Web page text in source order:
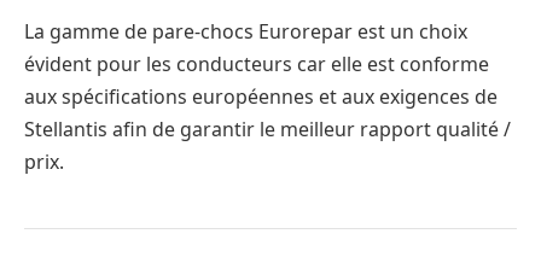
La gamme de pare-chocs Eurorepar est un choix
évident pour les conducteurs car elle est conforme
aux spécifications européennes et aux exigences de
Stellantis afin de garantir le meilleur rapport qualité /
prix.